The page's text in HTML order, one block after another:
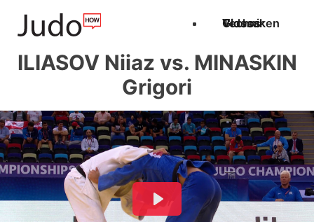
Techniken
Videos
Glossar
ILIASOV Niiaz vs. MINASKIN
Grigori